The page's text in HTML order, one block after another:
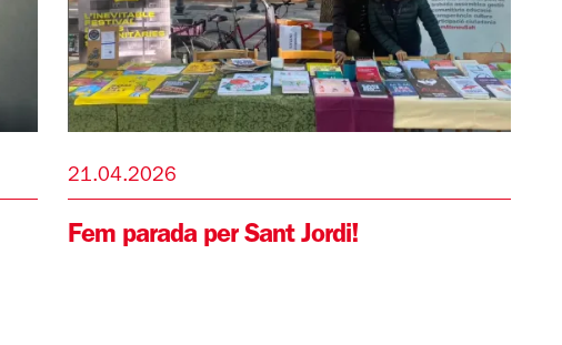
21.04.2026
Fem parada per Sant Jordi!